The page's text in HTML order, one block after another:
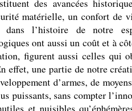
des avancées
matérielle, un confort de
l’histoire de notre
ont aussi un coût et à
figurent aussi celles qui
effet, une partie de notre
d’armes, de
puissants, sans compter
et nuisibles